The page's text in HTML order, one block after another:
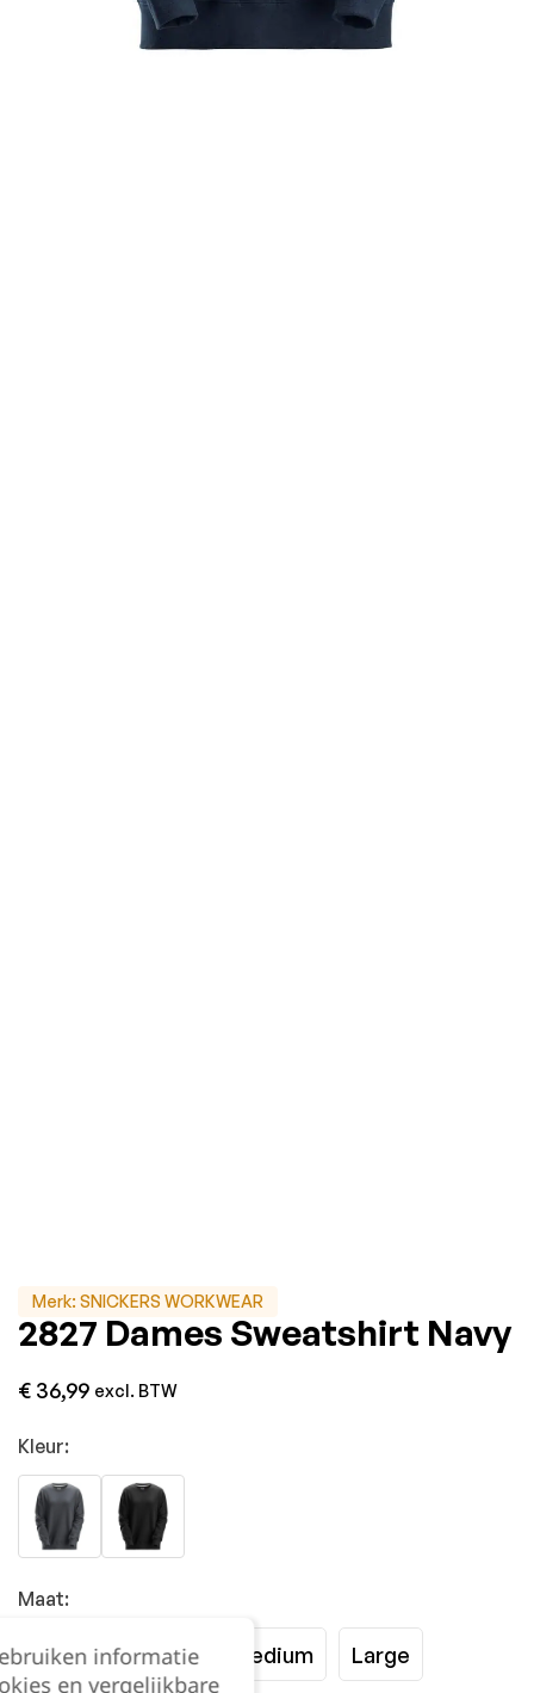
Merk: SNICKERS WORKWEAR
2827 Dames Sweatshirt Navy
€ 36,99 excl. BTW
Kleur:
Maat:
XSmall Small Medium Large
informatie
en vergelijkbare